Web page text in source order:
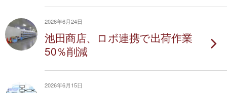
2026年6月24日
池田商店、ロボ連携で出荷作業
50％削減
2026年6月15日